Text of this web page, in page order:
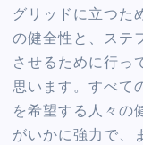
グリッドに立つた
の健全性と、ステ
させるために行っ
思います。すべて
を希望する人々の
がいかに強力で、